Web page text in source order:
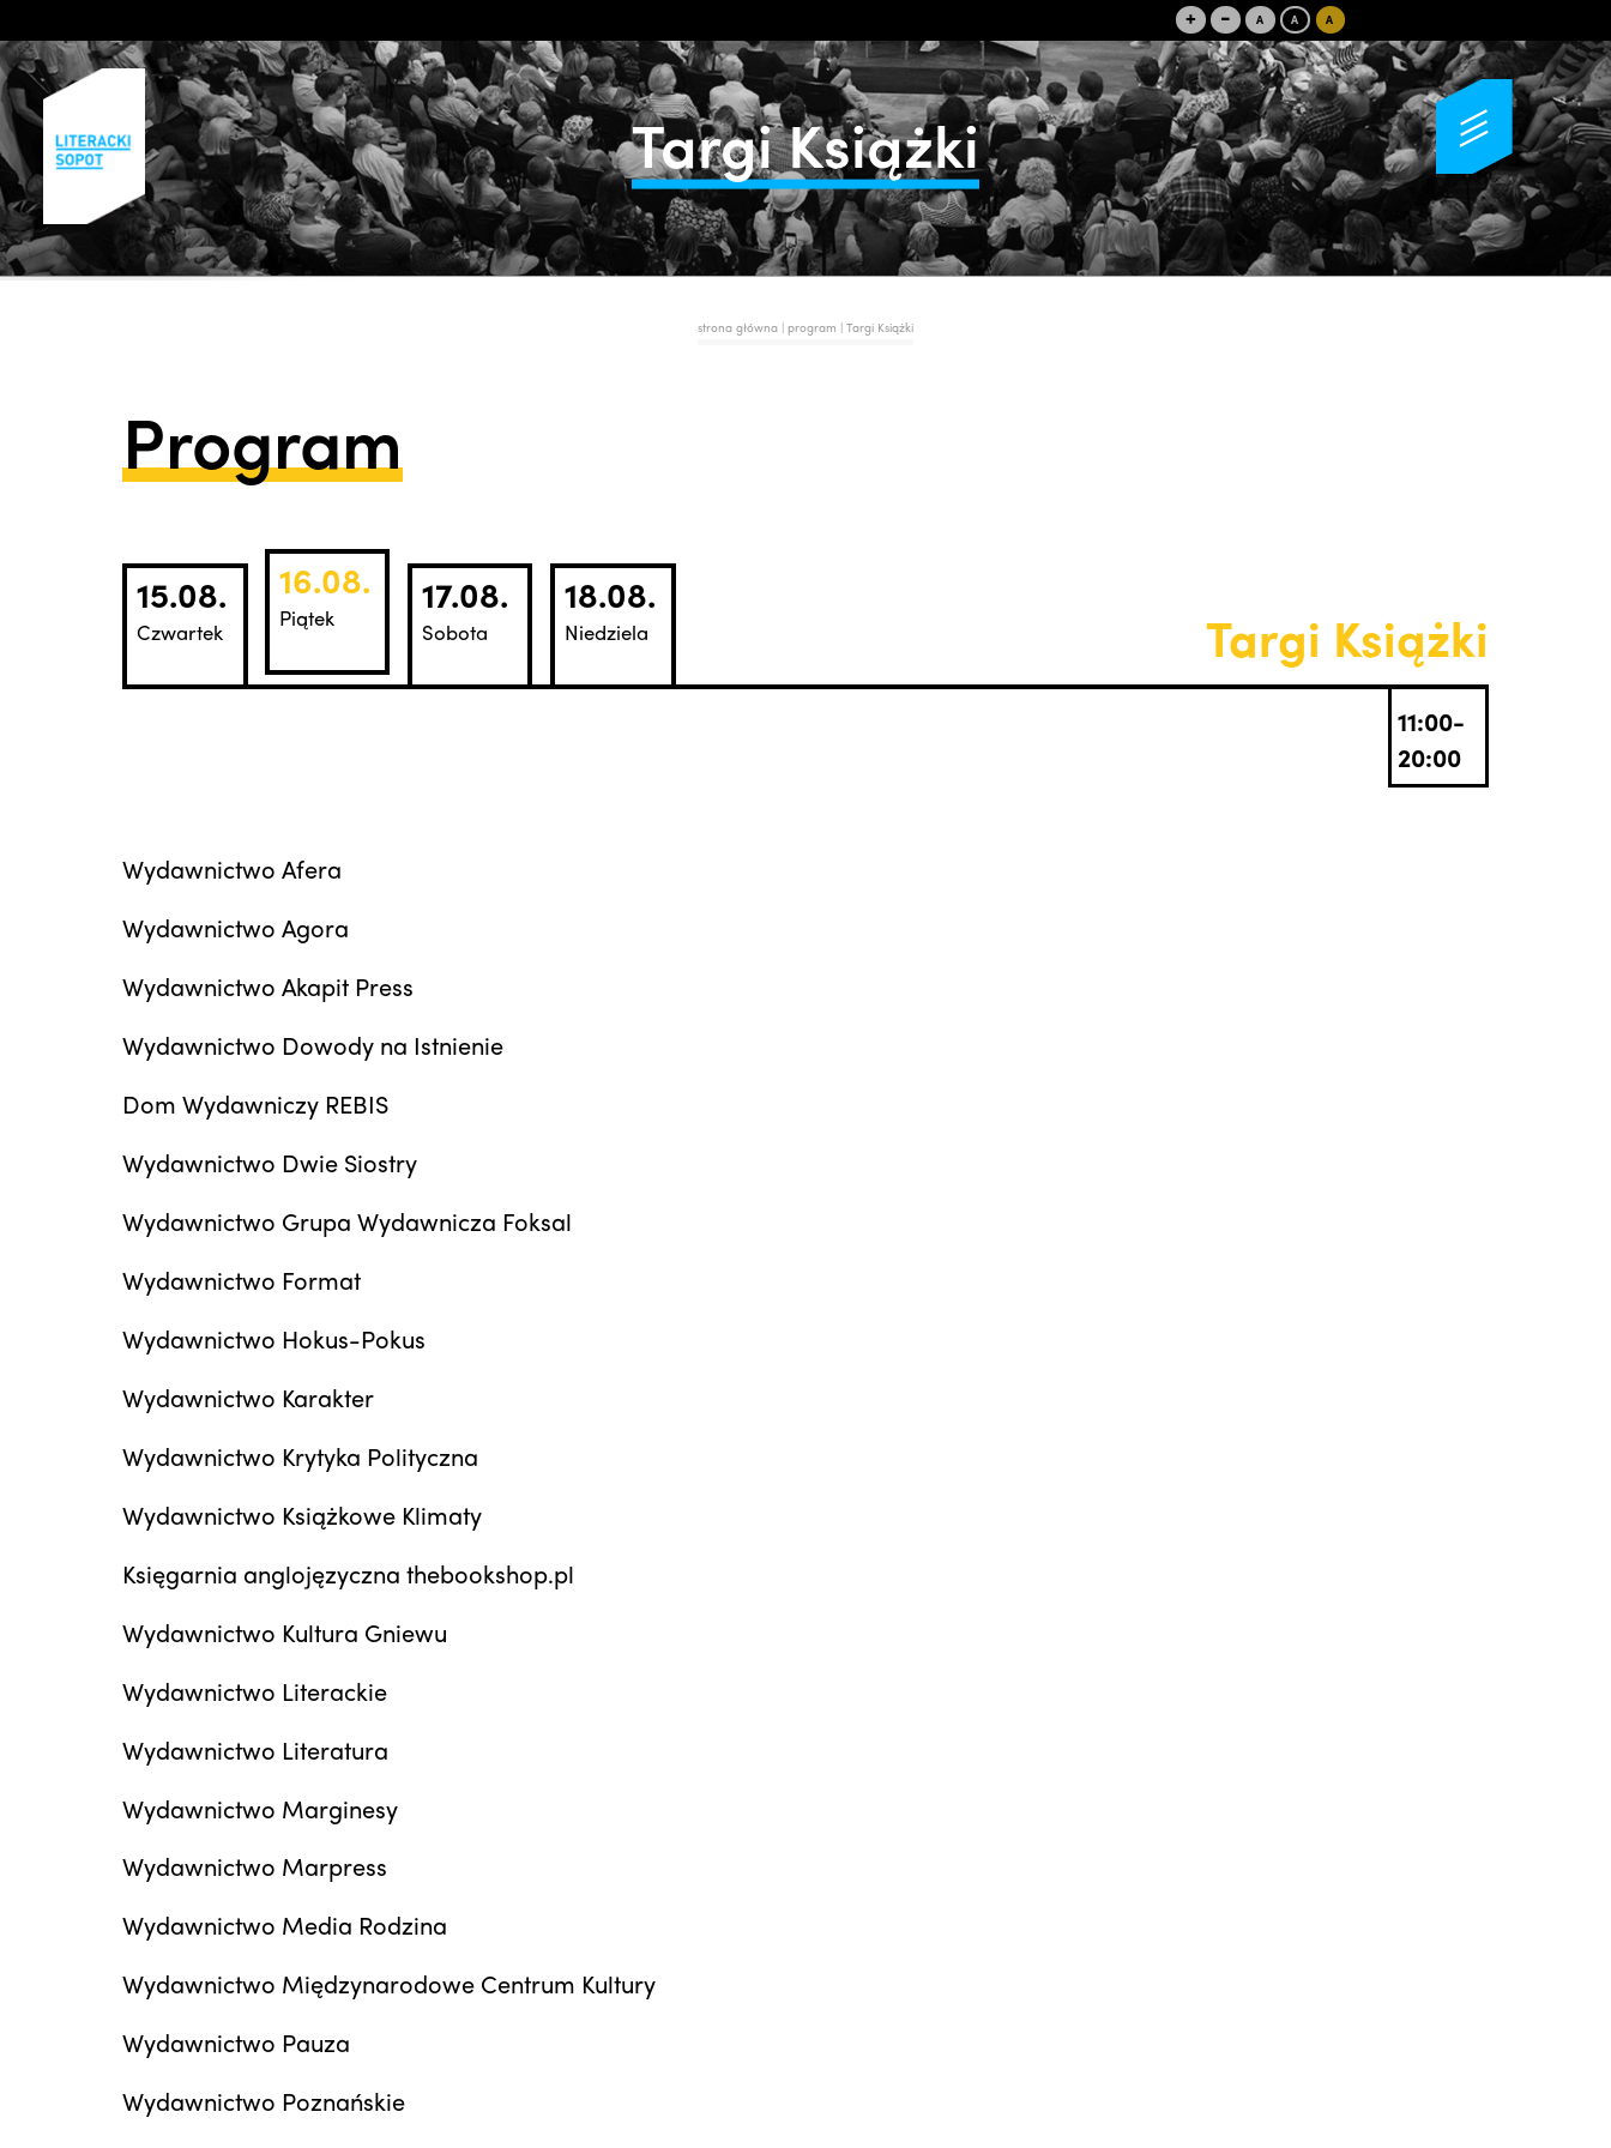
+ - A A A
Targi Książki
strona główna | program | Targi Książki
Program
15.08.
Czwartek
16.08.
Piątek 17.08.
Sobota
18.08.
Niedziela Targi Książki
11:00-
20:00
Wydawnictwo Afera
Wydawnictwo Agora
Wydawnictwo Akapit Press
Wydawnictwo Dowody na Istnienie
Dom Wydawniczy REBIS
Wydawnictwo Dwie Siostry
Wydawnictwo Grupa Wydawnicza Foksal
Wydawnictwo Format
Wydawnictwo Hokus-Pokus
Wydawnictwo Karakter
Wydawnictwo Krytyka Polityczna
Wydawnictwo Książkowe Klimaty
Księgarnia anglojęzyczna thebookshop.pl
Wydawnictwo Kultura Gniewu
Wydawnictwo Literackie
Wydawnictwo Literatura
Wydawnictwo Marginesy
Wydawnictwo Marpress
Wydawnictwo Media Rodzina
Wydawnictwo Międzynarodowe Centrum Kultury
Wydawnictwo Pauza
Wydawnictwo Poznańskie